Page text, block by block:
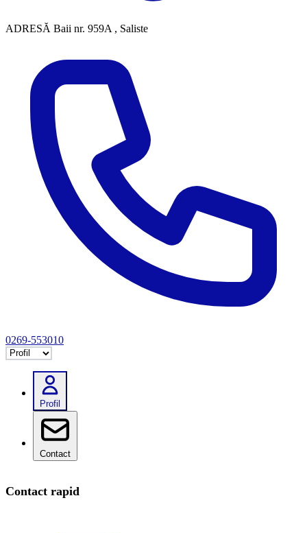
ADRESĂ Baii nr. 959A , Saliste
0269-553010
Selectează tab
Profil
Contact
Contact rapid